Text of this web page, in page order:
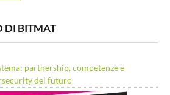
DI BITMAT
partnership, competenze e
del futuro